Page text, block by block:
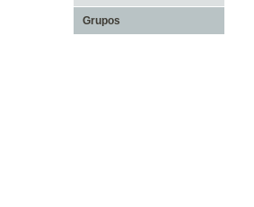
Grupos